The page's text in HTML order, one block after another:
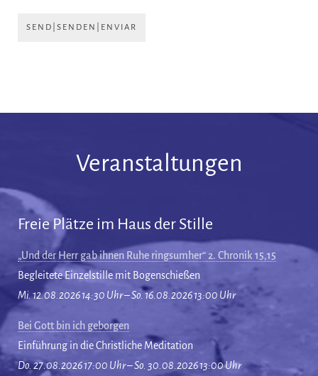
SEND|SENDEN|ENVIAR
Veranstaltungen
Freie Plätze im Haus der Stille
„Und der Herr gab ihnen Ruhe ringsumher“ 2. Chronik 15,15
Begleitete Einzelstille mit Bogenschießen
Mi. 12.08.2026 14:30 Uhr – So. 16.08.2026 13:00 Uhr
Bei Gott bin ich geborgen
Einführung in die Christliche Meditation
Do. 27.08.2026 17:00 Uhr – So. 30.08.2026 13:00 Uhr